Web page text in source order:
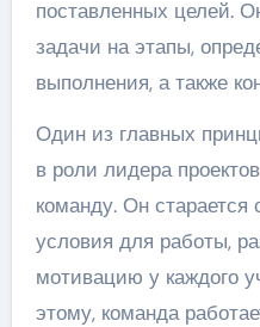
поставленных целей.
задачи на этапы,
выполнения, а также
Один из главных
в роли лидера
команду. Он
условия для работы,
мотивацию у каждого
этому, команда